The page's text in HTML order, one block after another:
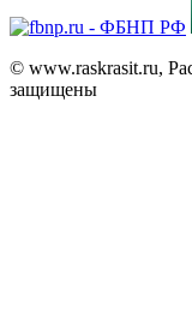
© www.raskrasit.ru,
защищены